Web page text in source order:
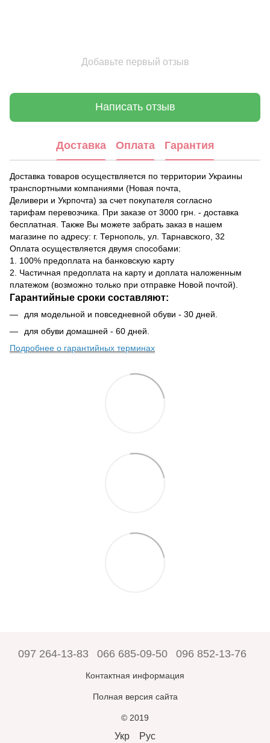
Добавьте первый отзыв
Написать отзыв
Доставка Оплата Гарантия
Доставка товаров осуществляется по территории Украины
транспортными компаниями (Новая почта,
Деливери и Укрпочта) за счет покупателя согласно
тарифам перевозчика. При заказе от 3000 грн. - доставка
бесплатная. Также Вы можете забрать заказ в нашем
магазине по адресу: г. Тернополь, ул. Тарнавского, 32
Оплата осуществляется двумя способами:
1. 100% предоплата на банковскую карту
2. Частичная предоплата на карту и доплата наложенным
платежом (возможно только при отправке Новой почтой).
Гарантийные сроки составляют:
для модельной и повседневной обуви - 30 дней.
для обуви домашней - 60 дней.
Подробнее о гарантийных терминах
097 264-13-83 066 685-09-50 096 852-13-76
Контактная информация
Полная версия сайта
© 2019
Укр Рус